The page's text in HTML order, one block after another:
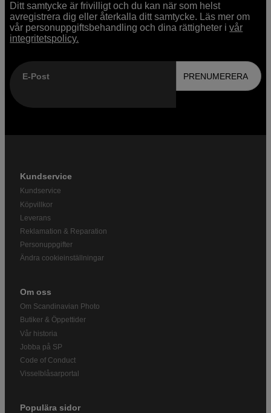
Ditt samtycke är frivilligt och du kan när som helst
avregistrera dig eller återkalla ditt samtycke. Läs mer om
vår personuppgiftsbehandling och dina rättigheter ivår
integritetspolicy.
E-Post PRENUMERERA
Kundservice
Kundservice
Köpvillkor
Leverans
Reklamation & Reparation
Personuppgifter
Ändra cookieinställningar
Om oss
Om Scandinavian Photo
Butiker & Öppettider
Vår historia
Jobba på SP
Code of Conduct
Visselblåsarportal
Populära sidor